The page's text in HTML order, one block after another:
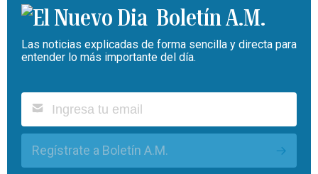
Boletín A.M.
Las noticias explicadas de forma sencilla y directa para
entender lo más importante del día.
Regístrate a Boletín A.M.